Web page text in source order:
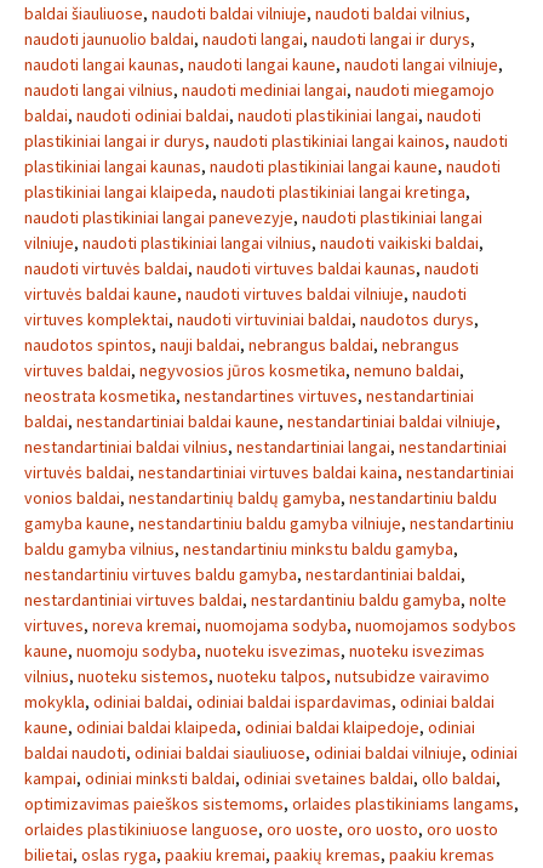
baldai šiauliuose, naudoti baldai vilniuje, naudoti baldai vilnius,
naudoti jaunuolio baldai, naudoti langai, naudoti langai ir durys,
naudoti langai kaunas, naudoti langai kaune, naudoti langai vilniuje,
naudoti langai vilnius, naudoti mediniai langai, naudoti miegamojo
baldai, naudoti odiniai baldai, naudoti plastikiniai langai, naudoti
plastikiniai langai ir durys, naudoti plastikiniai langai kainos, naudoti
plastikiniai langai kaunas, naudoti plastikiniai langai kaune, naudoti
plastikiniai langai klaipeda, naudoti plastikiniai langai kretinga,
naudoti plastikiniai langai panevezyje, naudoti plastikiniai langai
vilniuje, naudoti plastikiniai langai vilnius, naudoti vaikiski baldai,
naudoti virtuvės baldai, naudoti virtuves baldai kaunas, naudoti
virtuvės baldai kaune, naudoti virtuves baldai vilniuje, naudoti
virtuves komplektai, naudoti virtuviniai baldai, naudotos durys,
naudotos spintos, nauji baldai, nebrangus baldai, nebrangus
virtuves baldai, negyvosios jūros kosmetika, nemuno baldai,
neostrata kosmetika, nestandartines virtuves, nestandartiniai
baldai, nestandartiniai baldai kaune, nestandartiniai baldai vilniuje,
nestandartiniai baldai vilnius, nestandartiniai langai, nestandartiniai
virtuvės baldai, nestandartiniai virtuves baldai kaina, nestandartiniai
vonios baldai, nestandartinių baldų gamyba, nestandartiniu baldu
gamyba kaune, nestandartiniu baldu gamyba vilniuje, nestandartiniu
baldu gamyba vilnius, nestandartiniu minkstu baldu gamyba,
nestandartiniu virtuves baldu gamyba, nestardantiniai baldai,
nestardantiniai virtuves baldai, nestardantiniu baldu gamyba, nolte
virtuves, noreva kremai, nuomojama sodyba, nuomojamos sodybos
kaune, nuomoju sodyba, nuoteku isvezimas, nuoteku isvezimas
vilnius, nuoteku sistemos, nuoteku talpos, nutsubidze vairavimo
mokykla, odiniai baldai, odiniai baldai ispardavimas, odiniai baldai
kaune, odiniai baldai klaipeda, odiniai baldai klaipedoje, odiniai
baldai naudoti, odiniai baldai siauliuose, odiniai baldai vilniuje, odiniai
kampai, odiniai minksti baldai, odiniai svetaines baldai, ollo baldai,
optimizavimas paieškos sistemoms, orlaides plastikiniams langams,
orlaides plastikiniuose languose, oro uoste, oro uosto, oro uosto
bilietai, oslas ryga, paakiu kremai, paakių kremas, paakiu kremas